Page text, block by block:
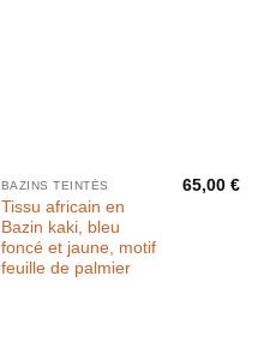
BAZINS TEINTÉS
Tissu africain en
Bazin kaki, bleu
foncé et jaune, motif
feuille de palmier
65,00€